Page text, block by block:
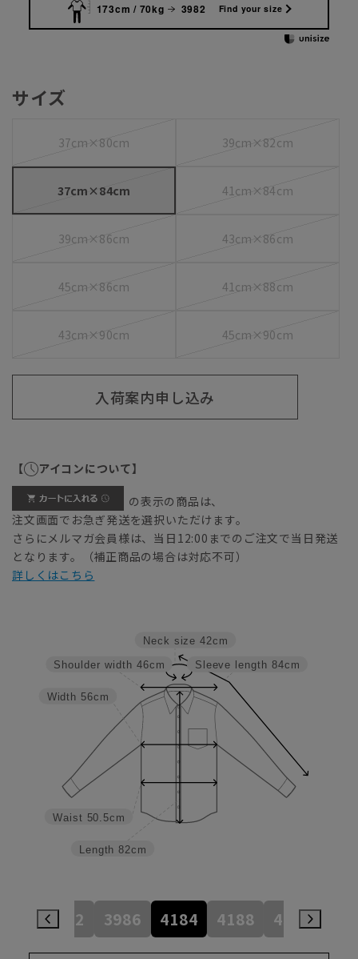
173cm / 70kg 3982 Find your size
サイズ
37cm×80cm 39cm×82cm
37cm×84cm 41cm×84cm
39cm×86cm 43cm×86cm
45cm×86cm 41cm×88cm
43cm×90cm 45cm×90cm
入荷案内申し込み
【 アイコンについて】
の表示の商品は、
注文画面でお急ぎ発送を選択いただけます。
さらにメルマガ会員様は、当日12:00までのご注文で当日発送
となります。（補正商品の場合は対応不可）
詳しくはこちら
Sleeve length 84cm
Neck size 42cm
Length 82cm
Waist 50.5cm
Width 56cm
Shoulder width 46cm
3982 3986 4184 4188 4386